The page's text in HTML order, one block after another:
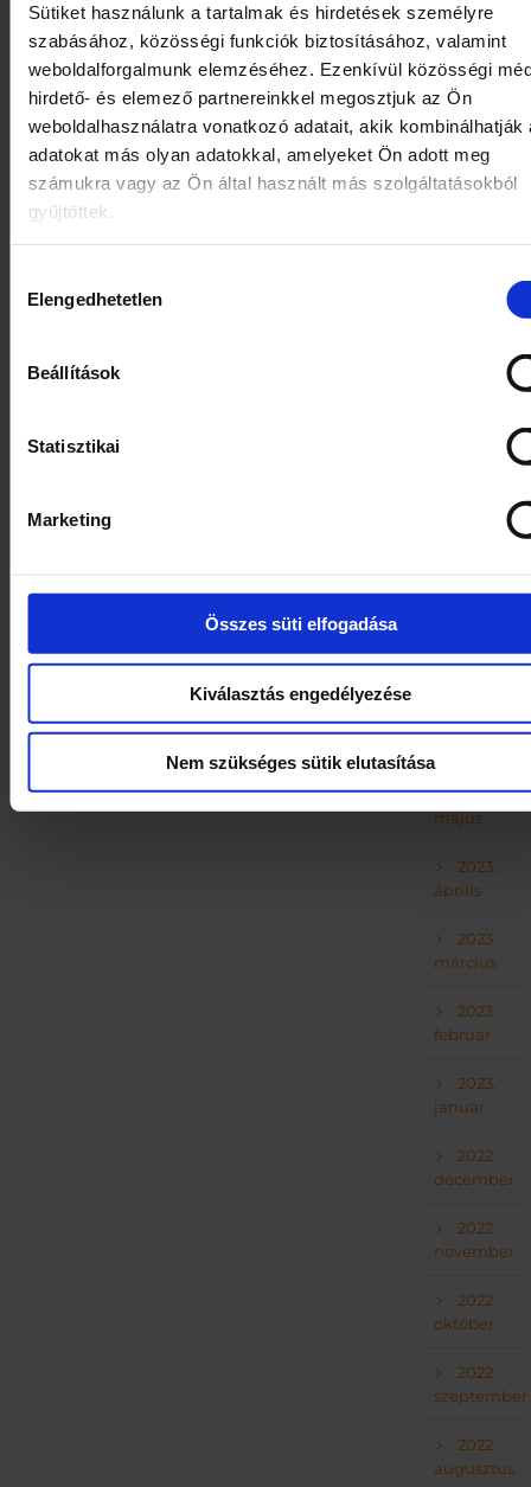
Sütiket használunk a tartalmak és hirdetések személyre
szabásához, közösségi funkciók biztosításához, valamint
weboldalforgalmunk elemzéséhez. Ezenkívül közösségi
hirdető- és elemező partnereinkkel megosztjuk az Ön
weboldalhasználatra vonatkozó adatait, akik kombinálhatják
adatokat más olyan adatokkal, amelyeket Ön adott meg
számukra vagy az Ön által használt más szolgáltatásokból
gyűjtöttek.
kiválasztása
Elengedhetetlen
Beállítások
Statisztikai
Marketing
Összes süti elfogadása
Kiválasztás engedélyezése
Nem szükséges sütik elutasítása
szeptember
2024.
augusztus
július
november
2023.
2023.
2023.
május
2023.
április
2023.
március
2023.
február
2023.
január
2022.
december
2022.
november
2022.
október
2022.
szeptember
2022.
augusztus